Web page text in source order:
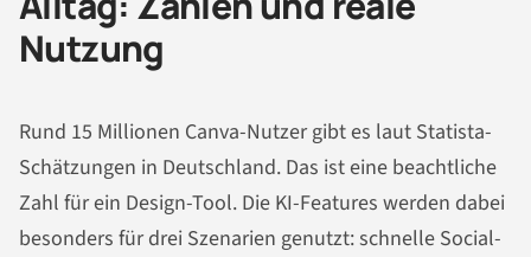
Nutzung
Rund 15 Millionen Canva-Nutzer gibt es laut Statista-
Schätzungen in Deutschland. Das ist eine beachtliche
Zahl für ein Design-Tool. Die KI-Features werden dabei
besonders für drei Szenarien genutzt: schnelle Social-